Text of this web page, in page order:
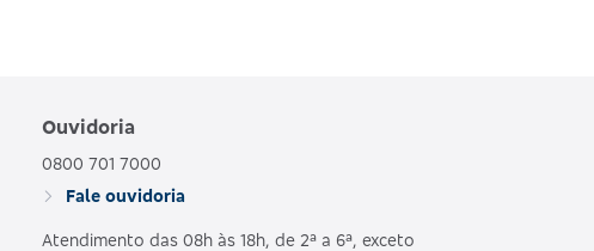
Ouvidoria
0800 701 7000
Fale ouvidoria
Atendimento das 08h às 18h, de 2ª a 6ª, exceto